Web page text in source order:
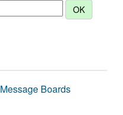
Message Boards